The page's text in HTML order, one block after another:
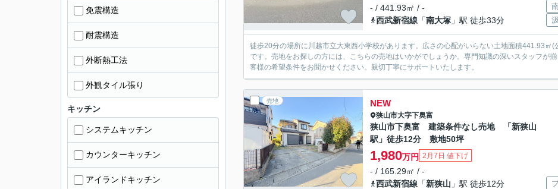
- / 441.93㎡ / -
西武新宿線 「南大塚 」駅 徒歩33分
徒歩20分の場所に川越市立大東西小学校があります。広さの心配がいらない土地面積441.93㎡
です。売地をお探しの方には、こちらの売地はいかがでしょうか。専門知識の深いスタッフが
客様の希望条件をお聞かせください。親切丁寧にサポートいたします。
売地 NEW
狭山市大字下奥富
狭山市下奥富 建築条件なし売地 「新狭山
駅」徒歩12分 敷地50坪
1,980万円 2月7日 値下げ
- / 165.29㎡ / -
西武新宿線 「新狭山 」駅 徒歩12分
免震構造
耐震構造
外断熱工法
外観タイル張り
キッチン
システムキッチン
カウンターキッチン
アイランドキッチン